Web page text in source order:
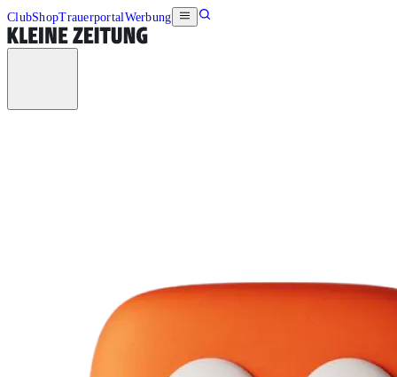
ClubShopTrauerportalWerbung